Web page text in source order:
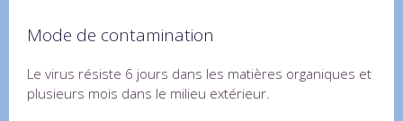
Mode de contamination
Le virus résiste 6 jours dans les matières organiques et
plusieurs mois dans le milieu extérieur.